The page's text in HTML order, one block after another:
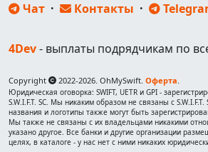
Чат · Контакты ·
4Dev- выплаты подрядчикам по
Copyright 2022-2026. OhMySwift. Оферта.
Юридическая оговорка: SWIFT, UETR и GPI -
S.W.I.F.T. SC. Мы никаким образом не связаны с
названия и логотипы также могут быть
Мы также не связаны с их владельцами никакими
указано другое. Все банки и другие организации
целях, в каталоге - у нас нет с ними никаких